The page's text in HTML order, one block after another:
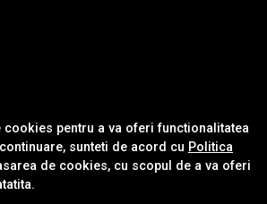
pentru a va oferi functionalitatea
sunteti de acord cu Politica
de cookies, cu scopul de a va oferi